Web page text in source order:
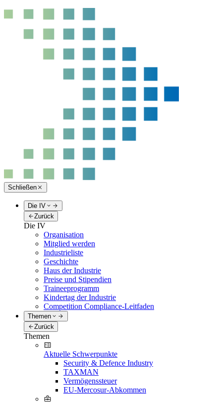
Schließen
Die IV
Zurück
Die IV
Organisation
Mitglied werden
Industrieliste
Geschichte
Haus der Industrie
Preise und Stipendien
Traineeprogramm
Kindertag der Industrie
Competition Compliance-Leitfaden
Themen
Zurück
Themen
Aktuelle Schwerpunkte
Security & Defence Industry
TAXMAN
Vermögenssteuer
EU-Mercosur-Abkommen